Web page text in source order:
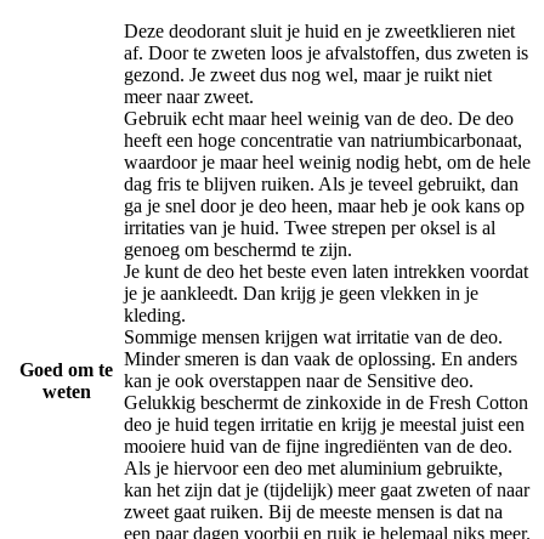
Goed om te
weten
Deze deodorant sluit je huid en je zweetklieren niet
af. Door te zweten loos je afvalstoffen, dus zweten is
gezond. Je zweet dus nog wel, maar je ruikt niet
meer naar zweet.
Gebruik echt maar heel weinig van de deo. De deo
heeft een hoge concentratie van natriumbicarbonaat,
waardoor je maar heel weinig nodig hebt, om de hele
dag fris te blijven ruiken. Als je teveel gebruikt, dan
ga je snel door je deo heen, maar heb je ook kans op
irritaties van je huid. Twee strepen per oksel is al
genoeg om beschermd te zijn.
Je kunt de deo het beste even laten intrekken voordat
je je aankleedt. Dan krijg je geen vlekken in je
kleding.
Sommige mensen krijgen wat irritatie van de deo.
Minder smeren is dan vaak de oplossing. En anders
kan je ook overstappen naar de Sensitive deo.
Gelukkig beschermt de zinkoxide in de Fresh Cotton
deo je huid tegen irritatie en krijg je meestal juist een
mooiere huid van de fijne ingrediënten van de deo.
Als je hiervoor een deo met aluminium gebruikte,
kan het zijn dat je (tijdelijk) meer gaat zweten of naar
zweet gaat ruiken. Bij de meeste mensen is dat na
een paar dagen voorbij en ruik je helemaal niks meer.